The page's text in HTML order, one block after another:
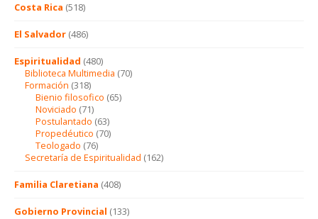
Costa Rica (518)
El Salvador (486)
Espiritualidad (480)
Biblioteca Multimedia (70)
Formación (318)
Bienio filosofico (65)
Noviciado (71)
Postulantado (63)
Propedéutico (70)
Teologado (76)
Secretaría de Espiritualidad (162)
Familia Claretiana (408)
Gobierno Provincial (133)